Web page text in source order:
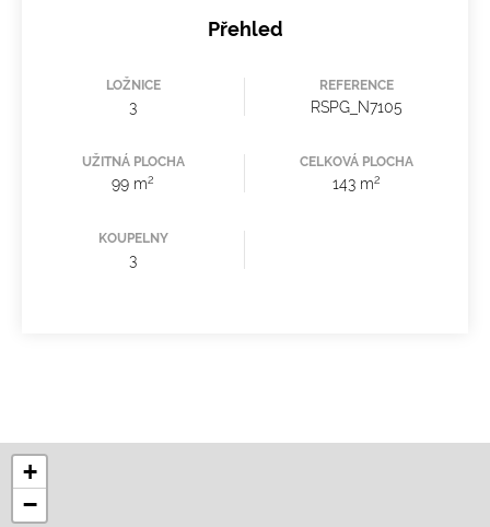
Přehled
LOŽNICE
3
REFERENCE
RSPG_N7105
UŽITNÁ PLOCHA
99 m2
CELKOVÁ PLOCHA
143 m2
KOUPELNY
3
+
−